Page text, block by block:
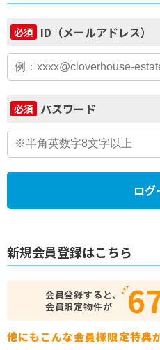
必須 ID（メールアドレス）
必須 パスワード
ログ
新規会員登録はこちら
会員登録すると、
会員限定物件が
他にもこんな会員様限定特典